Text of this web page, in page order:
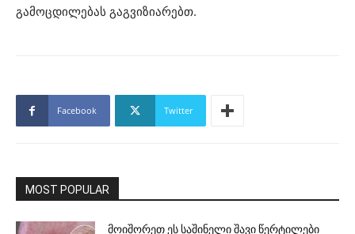
გამოცდილებას გაგვიზიარებთ.
Facebook Twitter
MOST POPULAR
მოიშორეთ ეს საშინელი შავი წერტილები